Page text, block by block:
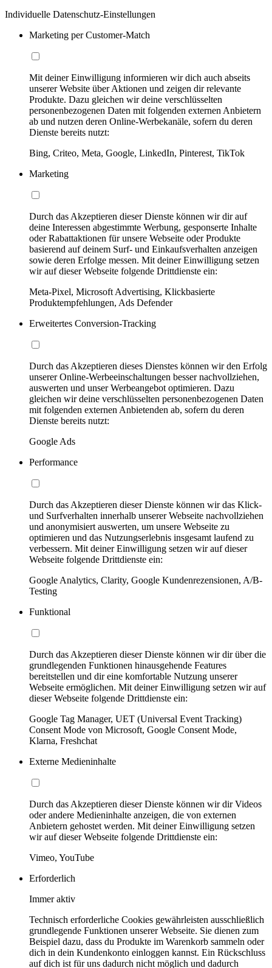
Individuelle Datenschutz-Einstellungen
Marketing per Customer-Match
Mit deiner Einwilligung informieren wir dich auch abseits
unserer Website über Aktionen und zeigen dir relevante
Produkte. Dazu gleichen wir deine verschlüsselten
personenbezogenen Daten mit folgenden externen Anbietern
ab und nutzen deren Online-Werbekanäle, sofern du deren
Dienste bereits nutzt:
Bing, Criteo, Meta, Google, LinkedIn, Pinterest, TikTok
Marketing
Durch das Akzeptieren dieser Dienste können wir dir auf
deine Interessen abgestimmte Werbung, gesponserte Inhalte
oder Rabattaktionen für unsere Webseite oder Produkte
basierend auf deinem Surf- und Einkaufsverhalten anzeigen
sowie deren Erfolge messen. Mit deiner Einwilligung setzen
wir auf dieser Webseite folgende Drittdienste ein:
Meta-Pixel, Microsoft Advertising, Klickbasierte
Produktempfehlungen, Ads Defender
Erweitertes Conversion-Tracking
Durch das Akzeptieren dieses Dienstes können wir den Erfolg
unserer Online-Werbeeinschaltungen besser nachvollziehen,
auswerten und unser Werbeangebot optimieren. Dazu
gleichen wir deine verschlüsselten personenbezogenen Daten
mit folgenden externen Anbietenden ab, sofern du deren
Dienste bereits nutzt:
Google Ads
Performance
Durch das Akzeptieren dieser Dienste können wir das Klick-
und Surfverhalten innerhalb unserer Webseite nachvollziehen
und anonymisiert auswerten, um unsere Webseite zu
optimieren und das Nutzungserlebnis insgesamt laufend zu
verbessern. Mit deiner Einwilligung setzen wir auf dieser
Webseite folgende Drittdienste ein:
Google Analytics, Clarity, Google Kundenrezensionen, A/B-
Testing
Funktional
Durch das Akzeptieren dieser Dienste können wir dir über die
grundlegenden Funktionen hinausgehende Features
bereitstellen und dir eine komfortable Nutzung unserer
Webseite ermöglichen. Mit deiner Einwilligung setzen wir auf
dieser Webseite folgende Drittdienste ein:
Google Tag Manager, UET (Universal Event Tracking)
Consent Mode von Microsoft, Google Consent Mode,
Klarna, Freshchat
Externe Medieninhalte
Durch das Akzeptieren dieser Dienste können wir dir Videos
oder andere Medieninhalte anzeigen, die von externen
Anbietern gehostet werden. Mit deiner Einwilligung setzen
wir auf dieser Webseite folgende Drittdienste ein:
Vimeo, YouTube
Erforderlich
Immer aktiv
Technisch erforderliche Cookies gewährleisten ausschließlich
grundlegende Funktionen unserer Webseite. Sie dienen zum
Beispiel dazu, dass du Produkte im Warenkorb sammeln oder
dich in dein Kundenkonto einloggen kannst. Ein Rückschluss
auf dich ist für uns dadurch nicht möglich und dadurch